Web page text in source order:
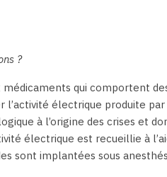
?
qui comportent
électrique produite
à l’origine des crises et
électrique est recueillie à
sont implantées sous